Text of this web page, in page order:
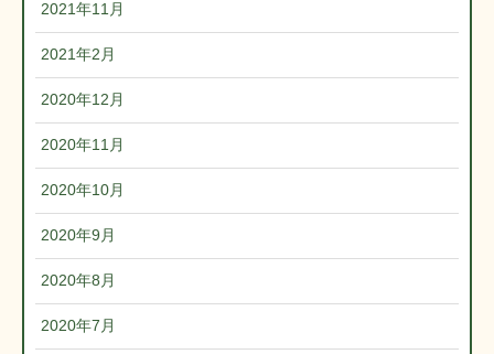
2021年11月
2021年2月
2020年12月
2020年11月
2020年10月
2020年9月
2020年8月
2020年7月